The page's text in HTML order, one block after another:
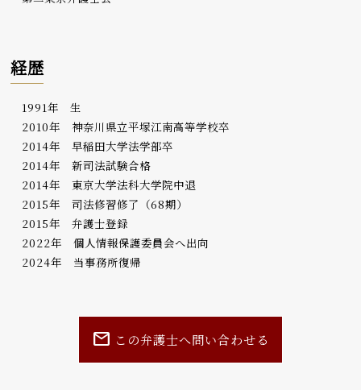
経歴
1991年 生
2010年 神奈川県立平塚江南高等学校卒
2014年 早稲田大学法学部卒
2014年 新司法試験合格
2014年 東京大学法科大学院中退
2015年 司法修習修了（68期）
2015年 弁護士登録
2022年 個人情報保護委員会へ出向
2024年 当事務所復帰
mail この弁護士へ問い合わせる